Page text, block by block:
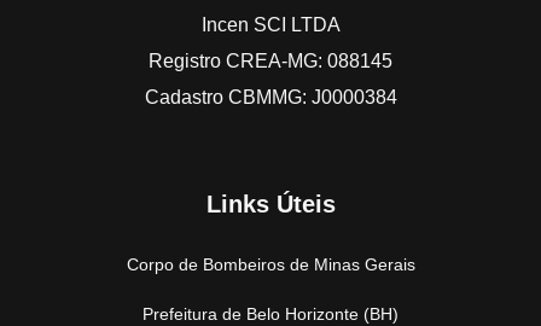
Incen SCI LTDA
Registro CREA-MG: 088145
Cadastro CBMMG: J0000384
Links Úteis
Corpo de Bombeiros de Minas Gerais
Prefeitura de Belo Horizonte (BH)